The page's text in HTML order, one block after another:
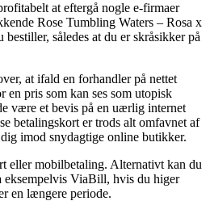
at eftergå nogle e-firmaer
Rose Tumbling Waters – Rosa x
således at du er skråsikker på
at ifald en forhandler på nettet
en pris som kan ses som utopisk
være et bevis på en uærlig internet
betalingskort er trods alt omfavnet af
imod snydagtige online butikker.
eller mobilbetaling. Alternativt kan du
eksempelvis ViaBill, hvis du higer
en længere periode.